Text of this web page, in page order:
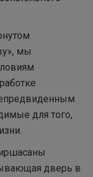
мы
для того,
дверь в